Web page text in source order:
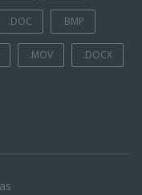
.DOC .BMP
.MOV .DOCX